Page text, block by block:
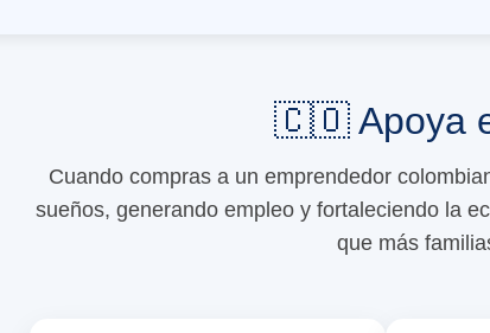
🇨🇴 Apoya
Cuando compras a un emprendedor
sueños, generando empleo y fortaleciendo la
que más